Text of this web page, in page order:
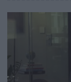
fantáziákkal is,
megvalósítására